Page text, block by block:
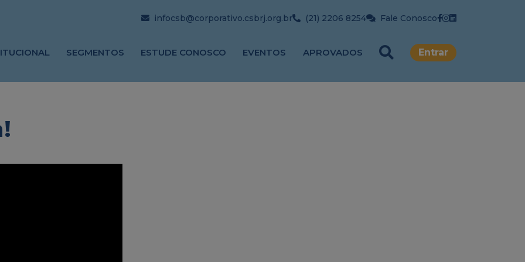
infocsb@corporativo.csbrj.org.br (21) 2206 8254 Fale Conosco
SEGMENTOS ESTUDE CONOSCO EVENTOS APROVADOS Entrar